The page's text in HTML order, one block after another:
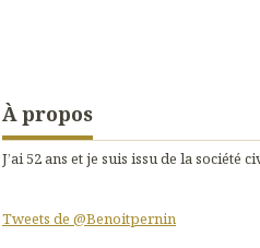
À propos
J’ai 52 ans et je suis issu de la société
Tweets de @Benoitpernin